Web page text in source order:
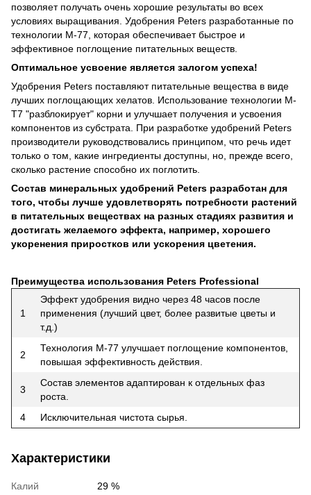
позволяет получать очень хорошие результаты во всех
условиях выращивания. Удобрения Peters разработанные по
технологии M-77, которая обеспечивает быстрое и
эффективное поглощение питательных веществ.
Оптимальное усвоение является залогом успеха!
Удобрения Peters поставляют питательные вещества в виде
лучших поглощающих хелатов. Использование технологии M-
T7 "разблокирует" корни и улучшает получения и усвоения
компонентов из субстрата. При разработке удобрений Peters
производители руководствовались принципом, что речь идет
только о том, какие ингредиенты доступны, но, прежде всего,
сколько растение способно их поглотить.
Состав минеральных удобрений Peters разработан для
того, чтобы лучше удовлетворять потребности растений
в питательных веществах на разных стадиях развития и
достигать желаемого эффекта, например, хорошего
укоренения приростков или ускорения цветения.
Преимущества использования Peters Professional
1
Эффект удобрения видно через 48 часов после
применения (лучший цвет, более развитые цветы и
т.д.)
2
Технология М-77 улучшает поглощение компонентов,
повышая эффективность действия.
3
Состав элементов адаптирован к отдельных фаз
роста.
4
Исключительная чистота сырья.
Характеристики
Калий 29 %